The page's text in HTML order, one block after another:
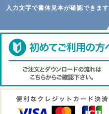
入力文字で書体見本が確認できます